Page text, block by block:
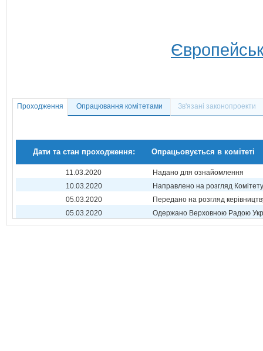
Проходження Опрацювання комітетами Зв'язані законопроекти
Дати та стан проходження: Опрацьовується в комітеті
11.03.2020
Надано для ознайомлення
10.03.2020
Направлено на розгляд Комітету
05.03.2020
Передано на розгляд
05.03.2020
Одержано Верховною Радою